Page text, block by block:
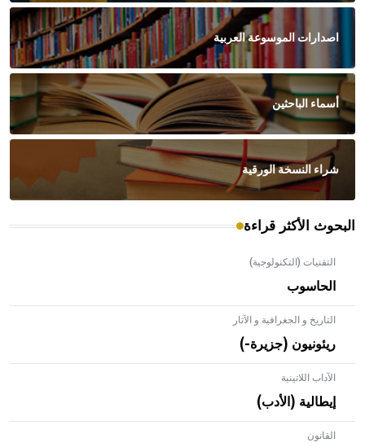
اصدارات الموسوعة العربية
أسماء الباحثين
شراء النسخة الورقية
البحوث الأكثر قراءة
التقنيات (التكنولوجية)
الحاسوب
التاريخ و الجغرافية و الآثار
ريئونيون (جزيرة-)
الآداب اللاتينية
إيطالية (الأدب)
القانون- هل تعلم أن الأبلق نوع من الفنون الهندسية التي ارتبطت